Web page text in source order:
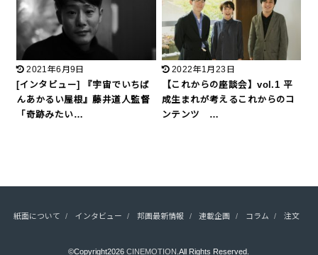
2021年6月9日
[インタビュー] 『宇宙でいちば
んあかるい屋根』藤井道人監督
「奇跡みたい…
2022年1月23日
【これからの座談会】vol.1 平
成生まれが考えるこれからのコ
ンテンツ …
紙面について インタビュー 邦画最新情報 連載企画 コラム 注文
©Copyright2026CINEMOTION .All Rights Reserved.